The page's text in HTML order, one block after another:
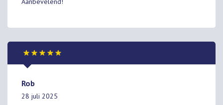
Rob
28 juli 2025